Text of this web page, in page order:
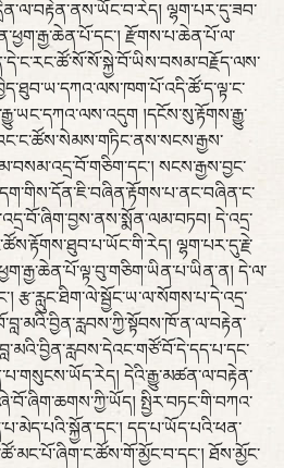
ལྷག་པར་དུ་ཟབ་
རྫོགས་པ་ཆེན་པོ་ལ་
།དངོས་སུ་རྟོགས་རྒྱུ་
སངས་རྒྱས་བྱང་
དེ་འདྲ་
ལྷག་པར་དུ་རྗེ་
དེ་ལ་
རྩ་རླུང་ཐིག་ལེ་སྦྱོང་ཡ་ལ་སོགས་པ་དེ་འདྲ་
དེའི་རྒྱུ་མཚན་ལ་བརྟེན་
སྤྱིར་བཏང་གི་བཀའ་
དད་པ་ཡོད་པའི་ཕན་
ཐོས་མྱོང་